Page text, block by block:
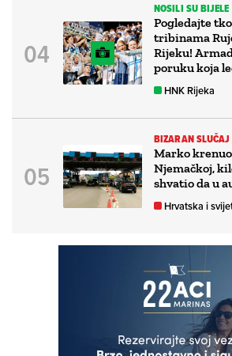
NOSILI SU BIJELE
Pogledajte
tribinama
Rijeku!
poruku koja
HNK Rijeka
BIZARAN
Marko
Njemačkoj,
shvatio da u
Hrvatska i